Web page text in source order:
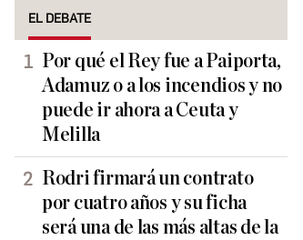
EL DEBATE
Por qué el Rey fue a Paiporta,
Adamuz o a los incendios y no
puede ir ahora a Ceuta y
Melilla
Rodri firmará un contrato
por cuatro años y su ficha
será una de las más altas de la